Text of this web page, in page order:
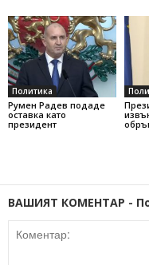
Политика
Румен Радев подаде
оставка като
президент
ВАШИЯТ КОМЕНТАР -